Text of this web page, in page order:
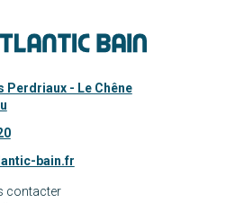
Perdriaux - Le Chêne
bain.fr
contacter